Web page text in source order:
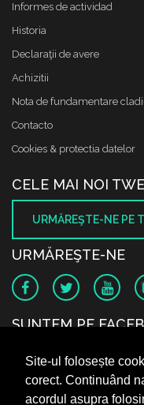
Site-ul folosește
corect. Continuând
acordul asupra
Informes de actividad
Historia
Declaraţii de avere
Achizitii
Nota de fundamentare
Contacto
Cookies & protectia datelor
CELE MAI NOI
URMĂREŞTE-NE PE
URMĂREŞTE-NE
SUNTEM PE